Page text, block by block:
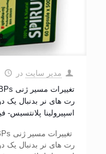
مدیر سایت در
رت های نر بدنبال یک
اسپیرولینا
رت های نر بدنبال یک